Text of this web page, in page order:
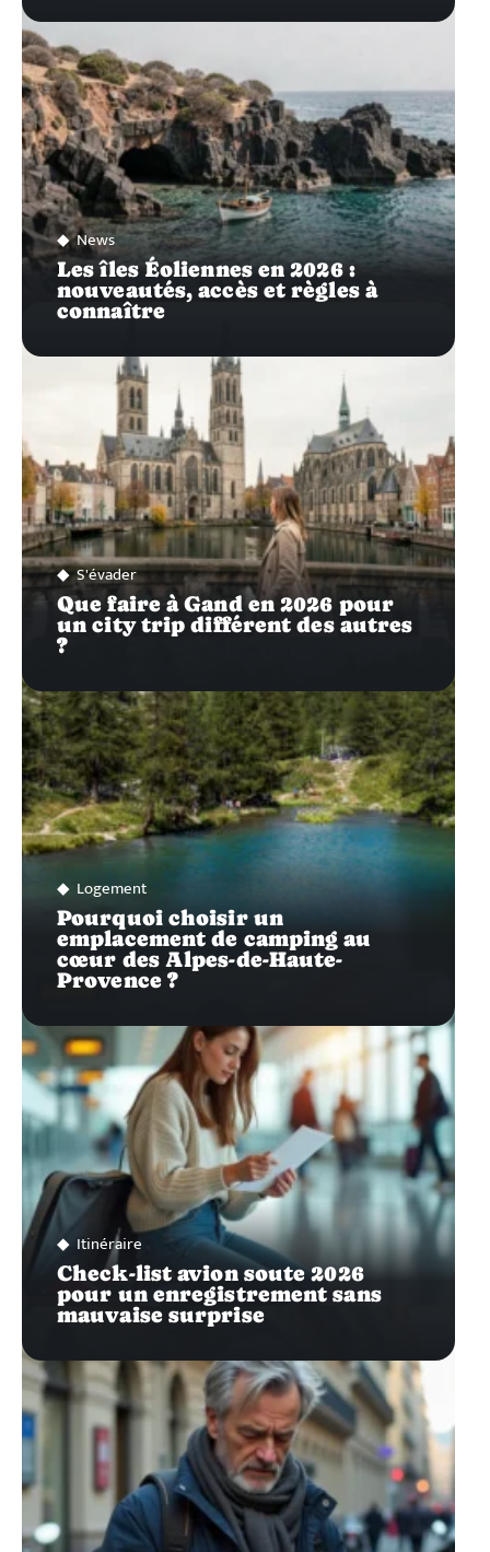
News
Les îles Éoliennes en 2026 :
nouveautés, accès et règles à
connaître
S'évader
Que faire à Gand en 2026 pour
un city trip différent des autres
?
Logement
Pourquoi choisir un
emplacement de camping au
cœur des Alpes-de-Haute-
Provence ?
Itinéraire
Check-list avion soute 2026
pour un enregistrement sans
mauvaise surprise